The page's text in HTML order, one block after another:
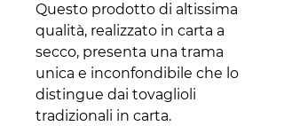
Questo prodotto di altissima
qualità, realizzato in carta a
secco, presenta una trama
unica e inconfondibile che lo
distingue dai tovaglioli
tradizionali in carta.